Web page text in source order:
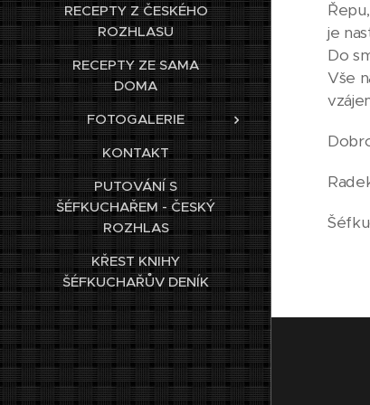
RECEPTY Z ČESKÉHO
ROZHLASU
RECEPTY ZE SAMA
DOMA
FOTOGALERIE
KONTAKT
PUTOVÁNÍ S
ŠÉFKUCHAŘEM - ČESKÝ
ROZHLAS
KŘEST KNIHY
ŠÉFKUCHAŘŮV DENÍK
je
Do
Vše